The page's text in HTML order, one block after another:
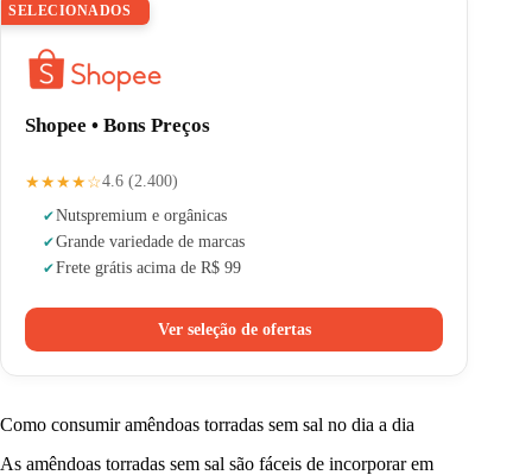
SELECIONADOS
Shopee • Bons Preços
★★★★☆4.6 (2.400)
Nutspremium e orgânicas
Grande variedade de marcas
Frete grátis acima de R$ 99
Ver seleção de ofertas
Como consumir amêndoas torradas sem sal no dia a dia
As amêndoas torradas sem sal são fáceis de incorporar em